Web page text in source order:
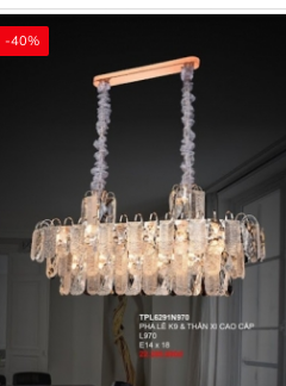
-40%